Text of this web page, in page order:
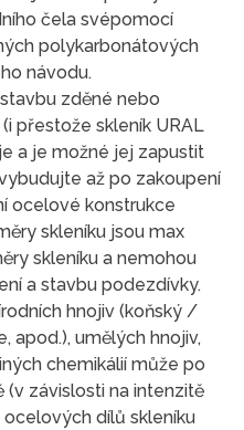
čela svépomocí
polykarbonátových
návodu.
zděné nebo
přestože skleník URAL
a je možné jej zapustit
až po zakoupení
ocelové konstrukce
skleníku jsou max
skleníku a nemohou
a stavbu podezdívky.
hnojiv (koňský /
apod.), umělých hnojiv,
chemikálií může po
(v závislosti na intenzitě
dílů skleníku